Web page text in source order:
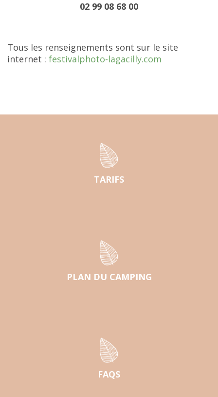
02 99 08 68 00
Tous les renseignements sont sur le site
internet : festivalphoto-lagacilly.com
TARIFS
PLAN DU CAMPING
FAQS